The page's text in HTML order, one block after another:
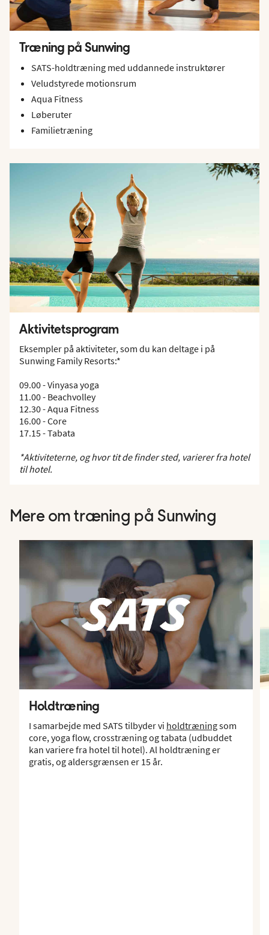
Træning på Sunwing
SATS-holdtræning med uddannede instruktører
Veludstyrede motionsrum
Aqua Fitness
Løberuter
Familietræning
Aktivitetsprogram
Eksempler på aktiviteter, som du kan deltage i på
Sunwing Family Resorts:*
09.00 - Vinyasa yoga
11.00 - Beachvolley
12.30 - Aqua Fitness
16.00 - Core
17.15 - Tabata
*Aktiviteterne, og hvor tit de finder sted, varierer fra hotel
til hotel.
Mere om træning på Sunwing
Holdtræning
I samarbejde med SATS tilbyder vi holdtræningsom
core, yoga flow, crosstræning og tabata (udbuddet
kan variere fra hotel til hotel). Al holdtræning er
gratis, og aldersgrænsen er 15 år.